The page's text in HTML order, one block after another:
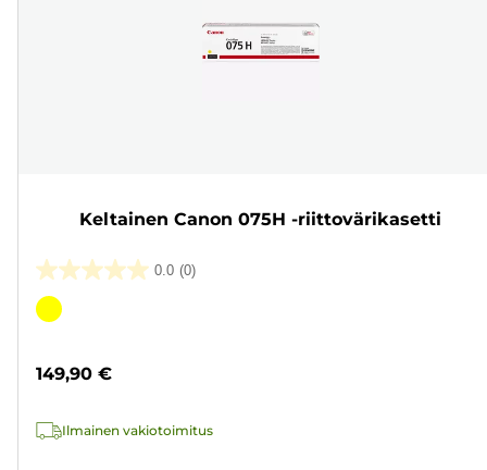
Keltainen Canon 075H -riittovärikasetti
0.0 (0)
0.0/5
tähteä.
Värikasetti
149,90 €
Ilmainen vakiotoimitus